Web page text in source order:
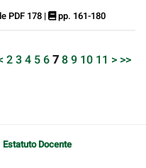
PDF 178 | pp. 161-180
234 56789 10 11 > >>
Estatuto Docente